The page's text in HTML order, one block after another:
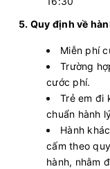
5. Quy định về
Miễn phí
Trường
cước phí.
Trẻ em đi
chuẩn hành
Hành
cấm theo
hành, nhằm